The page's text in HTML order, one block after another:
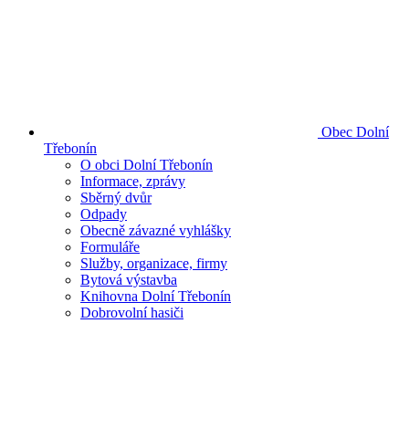
Obec Dolní
Třebonín
O obci Dolní Třebonín
Informace, zprávy
Sběrný dvůr
Odpady
Obecně závazné vyhlášky
Formuláře
Služby, organizace, firmy
Bytová výstavba
Knihovna Dolní Třebonín
Dobrovolní hasiči